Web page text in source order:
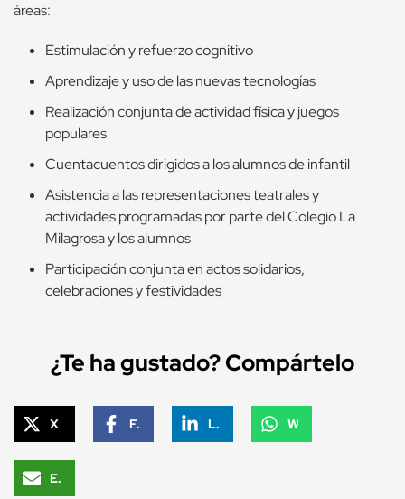
áreas:
Estimulación y refuerzo cognitivo
Aprendizaje y uso de las nuevas tecnologías
Realización conjunta de actividad física y juegos
populares
Cuentacuentos dirigidos a los alumnos de infantil
Asistencia a las representaciones teatrales y
actividades programadas por parte del Colegio La
Milagrosa y los alumnos
Participación conjunta en actos solidarios,
celebraciones y festividades
¿Te ha gustado? Compártelo
X Facebook LinkedIn
Email